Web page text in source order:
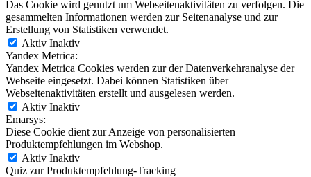
Das Cookie wird genutzt um Webseitenaktivitäten zu verfolgen. Die
gesammelten Informationen werden zur Seitenanalyse und zur
Erstellung von Statistiken verwendet.
Aktiv Inaktiv
Yandex Metrica:
Yandex Metrica Cookies werden zur der Datenverkehranalyse der
Webseite eingesetzt. Dabei können Statistiken über
Webseitenaktivitäten erstellt und ausgelesen werden.
Aktiv Inaktiv
Emarsys:
Diese Cookie dient zur Anzeige von personalisierten
Produktempfehlungen im Webshop.
Aktiv Inaktiv
Quiz zur Produktempfehlung-Tracking